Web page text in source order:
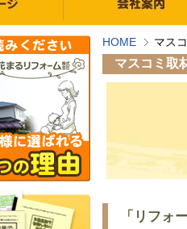
HOME マス
マスコミ取
「リフォ